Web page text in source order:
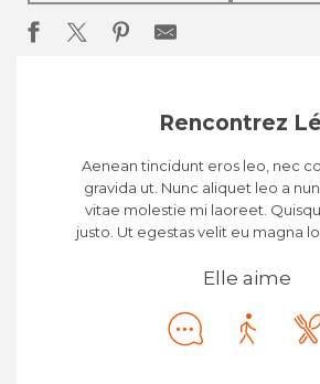
Rencontrez
Aenean tincidunt eros leo, nec
gravida ut. Nunc aliquet leo a
vitae molestie mi laoreet.
justo. Ut egestas velit eu magna
Elle aime